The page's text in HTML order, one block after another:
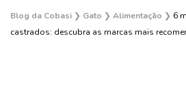
Blog da Cobasi ❯ Gato ❯ Alimentação ❯ 6
castrados: descubra as marcas mais